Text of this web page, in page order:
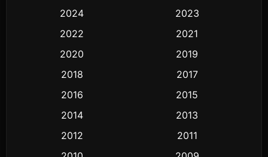
2024
2023
2022
2021
2020
2019
2018
2017
2016
2015
2014
2013
2012
2011